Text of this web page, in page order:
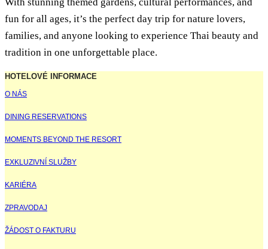
fun for all ages, it’s the perfect day trip for nature lovers,
families, and anyone looking to experience Thai beauty and
tradition in one unforgettable place.
HOTELOVÉ INFORMACE
O NÁS
DINING RESERVATIONS
MOMENTS BEYOND THE RESORT
EXKLUZIVNÍ SLUŽBY
KARIÉRA
ZPRAVODAJ
ŽÁDOST O FAKTURU